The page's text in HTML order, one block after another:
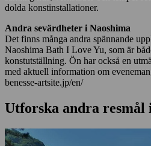
dolda konstinstallationer.
Andra sevärdheter i Naoshima
Det finns många andra spännande
Naoshima Bath I Love Yu, som är
konstutställning. Ön har också en
med aktuell information om
benesse-artsite.jp/en/
Utforska andra resmål